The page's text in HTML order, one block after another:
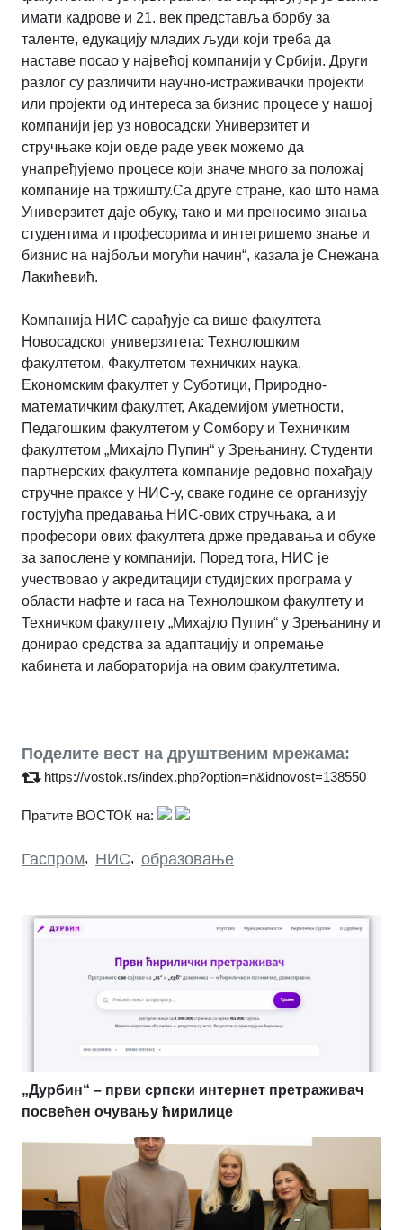
имати кадрове и 21. век представља борбу за
таленте, едукацију младих људи који треба да
наставе посао у највећој компанији у Србији. Други
разлог су различити научно-истраживачки пројекти
или пројекти од интереса за бизнис процесе у нашој
компанији јер уз новосадски Универзитет и
стручњаке који овде раде увек можемо да
унапређујемо процесе који значе много за положај
компаније на тржишту.Са друге стране, као што нама
Универзитет даје обуку, тако и ми преносимо знања
студентима и професорима и интегришемо знање и
бизнис на најбољи могући начин“, казала је Снежана
Лакићевић.
Компанија НИС сарађује са више факултета
Новосадског универзитета: Технолошким
факултетом, Факултетом техничких наука,
Економским факултет у Суботици, Природно-
математичким факултет, Академијом уметности,
Педагошким факултетом у Сомбору и Техничким
факултетом „Михајло Пупин“ у Зрењанину. Студенти
партнерских факултета компаније редовно похађају
стручне праксе у НИС-у, сваке године се организују
гостујућа предавања НИС-ових стручњака, а и
професори ових факултета држе предавања и обуке
за запослене у компанији. Поред тога, НИС је
учествовао у акредитацији студијских програма у
области нафте и гаса на Технолошком факултету и
Техничком факултету „Михајло Пупин“ у Зрењанину и
донирао средства за адаптацију и опремање
кабинета и лабораторија на овим факултетима.
Поделите вест на друштвеним мрежама:
https://vostok.rs/index.php?option=n&idnovost=138550
Пратите ВОСТОК на:
Гаспром, НИС, образовање
„Дурбин“ – први српски интернет претраживач
посвећен очувању ћирилице